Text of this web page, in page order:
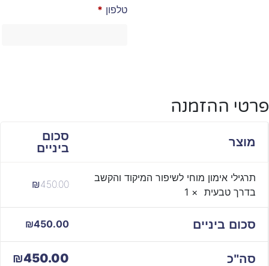
טלפון *
פרטי ההזמנה
מוצר
סכום
ביניים
תרגילי אימון מוחי לשיפור המיקוד והקשב
בדרך טבעית × 1
₪450.00
סכום ביניים ₪450.00
סה"כ ₪450.00